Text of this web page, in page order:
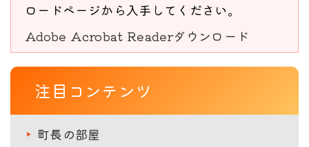
ロードページから入手してください。
Adobe Acrobat Readerダウンロード
注目コンテンツ
町長の部屋